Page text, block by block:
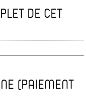
DE CET
(PAIEMENT